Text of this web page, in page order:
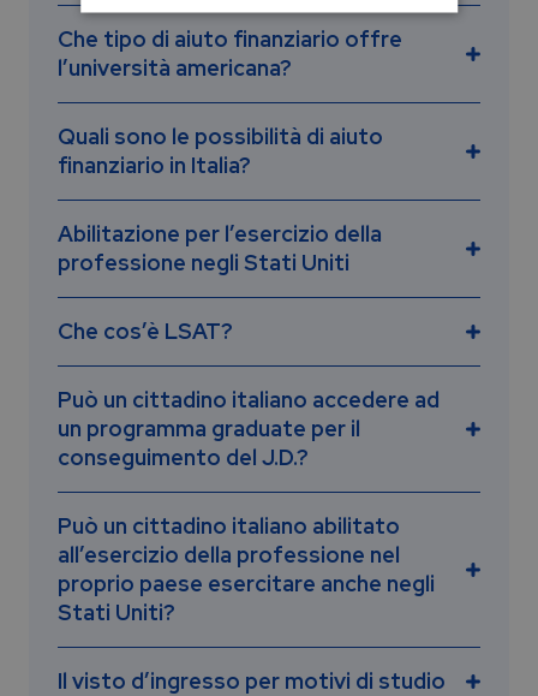
TOEFL
https://www.ets.org/toefl IELTS
http://www.ielts.org/default.aspx
punteggio accettato dalle università
statunitensi prescelte.
Che tipo di aiuto finanziario offre
l’università americana?
Quali sono le possibilità di aiuto
finanziario in Italia?
Borse di studio Fulbright
Programma di
Assistenza Finanziaria
http://www.fondostudentiitaliani.it
Abilitazione per l’esercizio della
professione negli Stati Uniti
Che cos’è LSAT?
Può un cittadino italiano accedere ad
un programma graduate per il
conseguimento del J.D.?
Può un cittadino italiano abilitato
all’esercizio della professione nel
proprio paese esercitare anche negli
Stati Uniti?
Il visto d’ingresso per motivi di studio